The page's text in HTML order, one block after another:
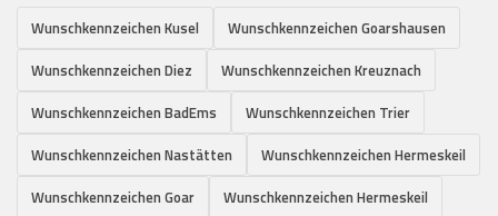
Wunschkennzeichen Kusel
Wunschkennzeichen Goarshausen
Wunschkennzeichen Diez
Wunschkennzeichen Kreuznach
Wunschkennzeichen BadEms
Wunschkennzeichen Trier
Wunschkennzeichen Nastätten
Wunschkennzeichen Hermeskeil
Wunschkennzeichen Goar
Wunschkennzeichen Hermeskeil